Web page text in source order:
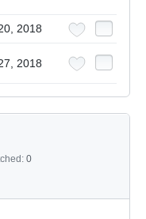
2018
2018
0